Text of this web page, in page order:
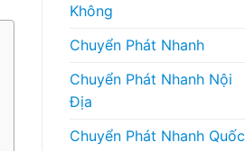
Không
Chuyển Phát Nhanh
Chuyển Phát Nhanh Nội
Địa
Chuyển Phát Nhanh Quốc